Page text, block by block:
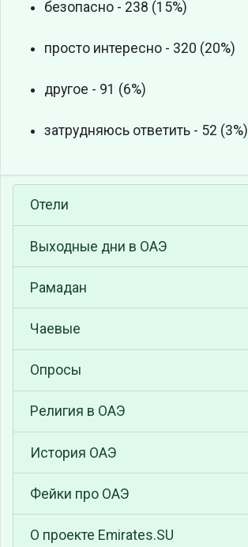
безопасно - 238 (15%)
просто интересно - 320 (20%)
другое - 91 (6%)
затрудняюсь ответить - 52 (3%)
Отели
Выходные дни в ОАЭ
Рамадан
Чаевые
Опросы
Религия в ОАЭ
История ОАЭ
Фейки про ОАЭ
О проекте Emirates.SU